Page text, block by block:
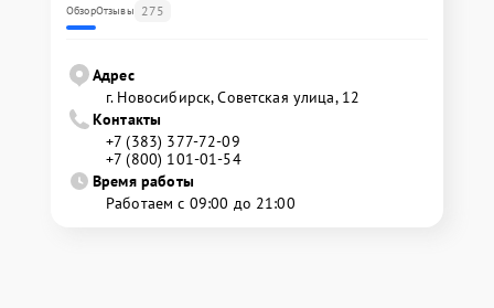
ОбзорОтзывы 275
Адрес
г. Новосибирск, Советская улица, 12
Контакты
+7 (383) 377-72-09
+7 (800) 101-01-54
Время работы
Работаем с 09:00 до 21:00